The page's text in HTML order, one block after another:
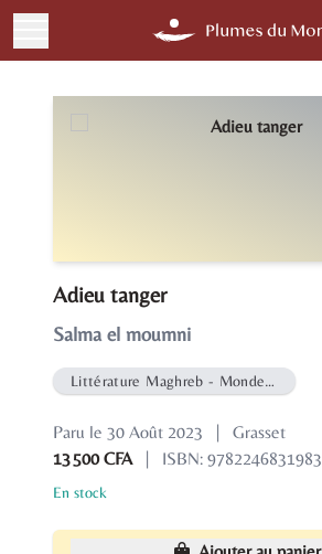
Adieu tanger
Salma el moumni
Littérature Maghreb - Monde Arabe
Paru le 30 Août 2023 |
Grasset
13 500 CFA
| ISBN: 9782246831983
En stock